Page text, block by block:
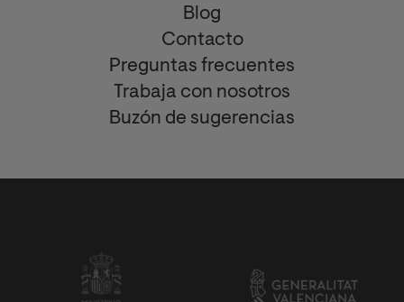
Blog
Contacto
Preguntas frecuentes
Trabaja con nosotros
Buzón de sugerencias